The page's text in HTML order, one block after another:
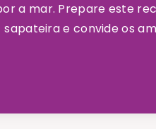
a mar. Prepare este
sapateira e convide os